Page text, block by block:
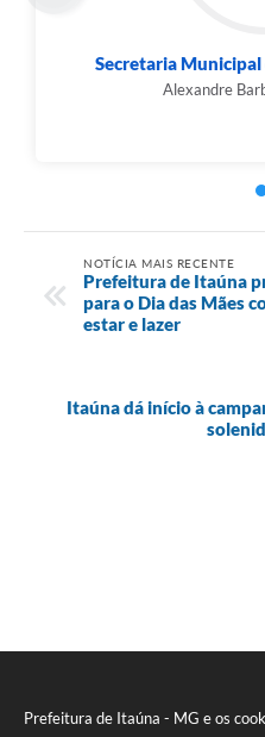
Prefeitura de Itaúna - MG e os
Secretaria Municipal
Alexandre
NOTÍCIA MAIS RECENTE
Prefeitura de Itaúna
para o Dia das Mães
estar e lazer
Itaúna dá início à